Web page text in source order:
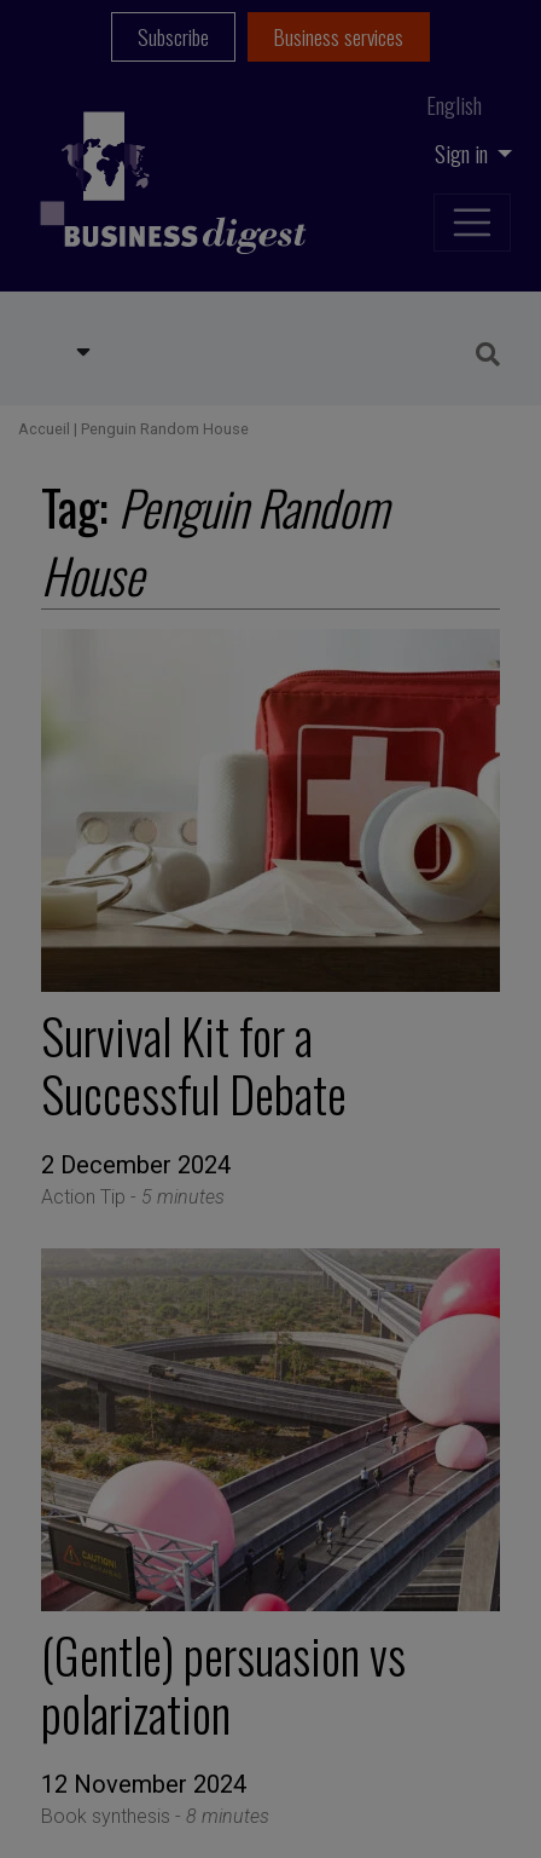
Sign in
English
Subscribe Business services
Accueil | Penguin Random House
Tag: Penguin Random
House
Survival Kit for a
Successful Debate
2 December 2024
Action Tip - 5 minutes
(Gentle) persuasion vs
polarization
12 November 2024
Book synthesis - 8 minutes